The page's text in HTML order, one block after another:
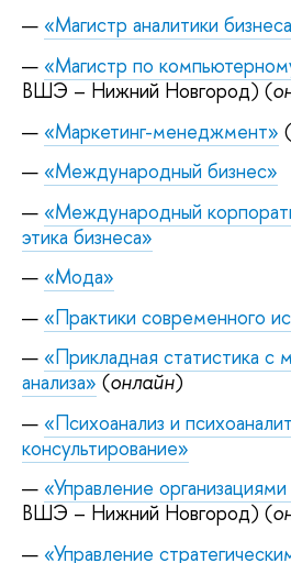
«Магистр аналитики
«Магистр по
ВШЭ – Нижний Новгород) (
«Маркетинг-менеджмент» (
«Международный бизнес»
«Международный
этика бизнеса»
«Мода»
«Практики современного
«Прикладная статистика с
анализа» (онлайн)
«Психоанализ и
консультирование»
«Управление
ВШЭ – Нижний Новгород) (
«Управление